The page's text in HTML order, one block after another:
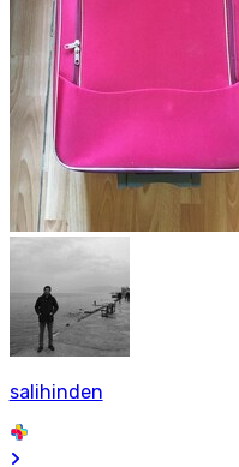
salihinden